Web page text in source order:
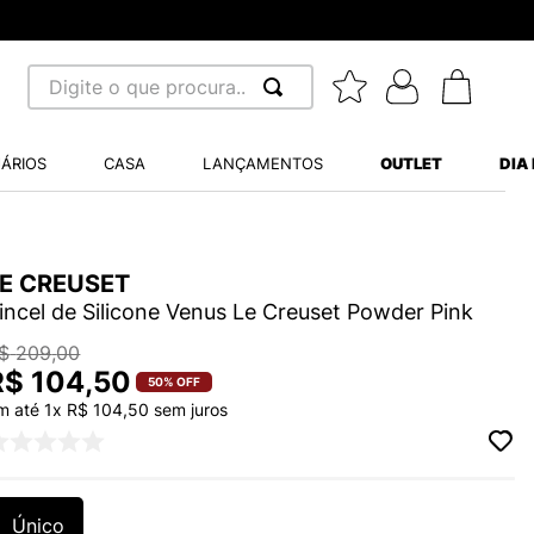
Digite o que procura...
CASA LANÇAMENTOS OUTLET DIA
CREUSET
de Silicone Venus Le Creuset Powder Pink
209,00
104,50 50% OFF
até1x R$ 104,50 sem juros
Único
BALANCE 530